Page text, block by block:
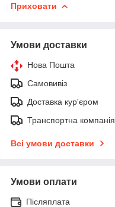
Приховати
Умови доставки
Нова Пошта
Самовивіз
Доставка кур'єром
Транспортна компанія
Всі умови доставки
Умови оплати
Післяплата